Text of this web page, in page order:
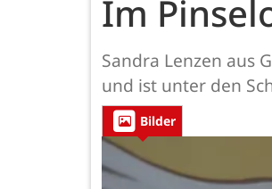
Im
Sandra Lenzen aus
und ist unter den
Bilder